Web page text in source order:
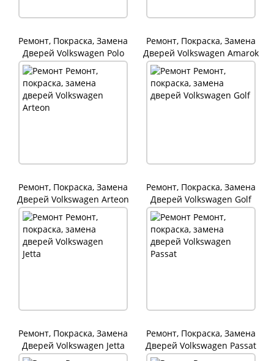
Ремонт, Покраска, Замена
Дверей Volkswagen Polo
Ремонт, Покраска, Замена
Дверей Volkswagen Amarok
Ремонт, Покраска, Замена
Дверей Volkswagen Arteon
Ремонт, Покраска, Замена
Дверей Volkswagen Golf
Ремонт, Покраска, Замена
Дверей Volkswagen Jetta
Ремонт, Покраска, Замена
Дверей Volkswagen Passat